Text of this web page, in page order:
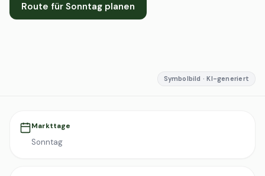
Route für Sonntag planen
Symbolbild · KI-generiert
Markttage
Sonntag